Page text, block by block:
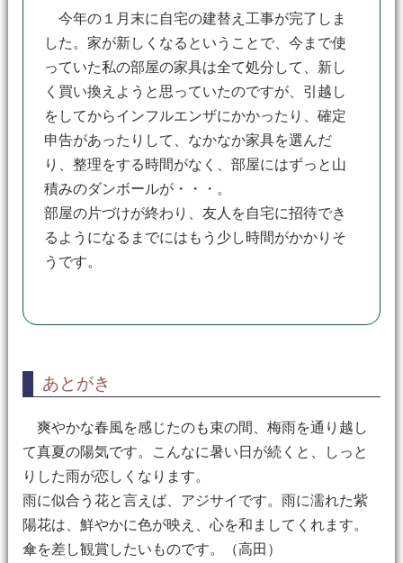
今年の１月末に自宅の建替え工事が完了しま
した。家が新しくなるということで、今まで使
っていた私の部屋の家具は全て処分して、新し
く買い換えようと思っていたのですが、引越し
をしてからインフルエンザにかかったり、確定
申告があったりして、なかなか家具を選んだ
り、整理をする時間がなく、部屋にはずっと山
積みのダンボールが・・・。
部屋の片づけが終わり、友人を自宅に招待でき
るようになるまでにはもう少し時間がかかりそ
うです。
あとがき
爽やかな春風を感じたのも束の間、梅雨を通り越し
て真夏の陽気です。こんなに暑い日が続くと、しっと
りした雨が恋しくなります。
雨に似合う花と言えば、アジサイです。雨に濡れた紫
陽花は、鮮やかに色が映え、心を和ましてくれます。
傘を差し観賞したいものです。（高田）